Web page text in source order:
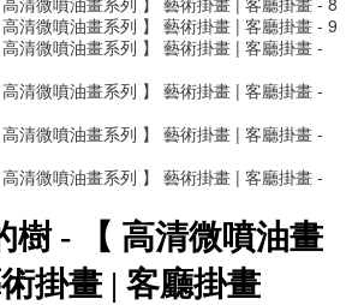
樹 - 【 高清微噴油畫
掛畫 | 客廳掛畫